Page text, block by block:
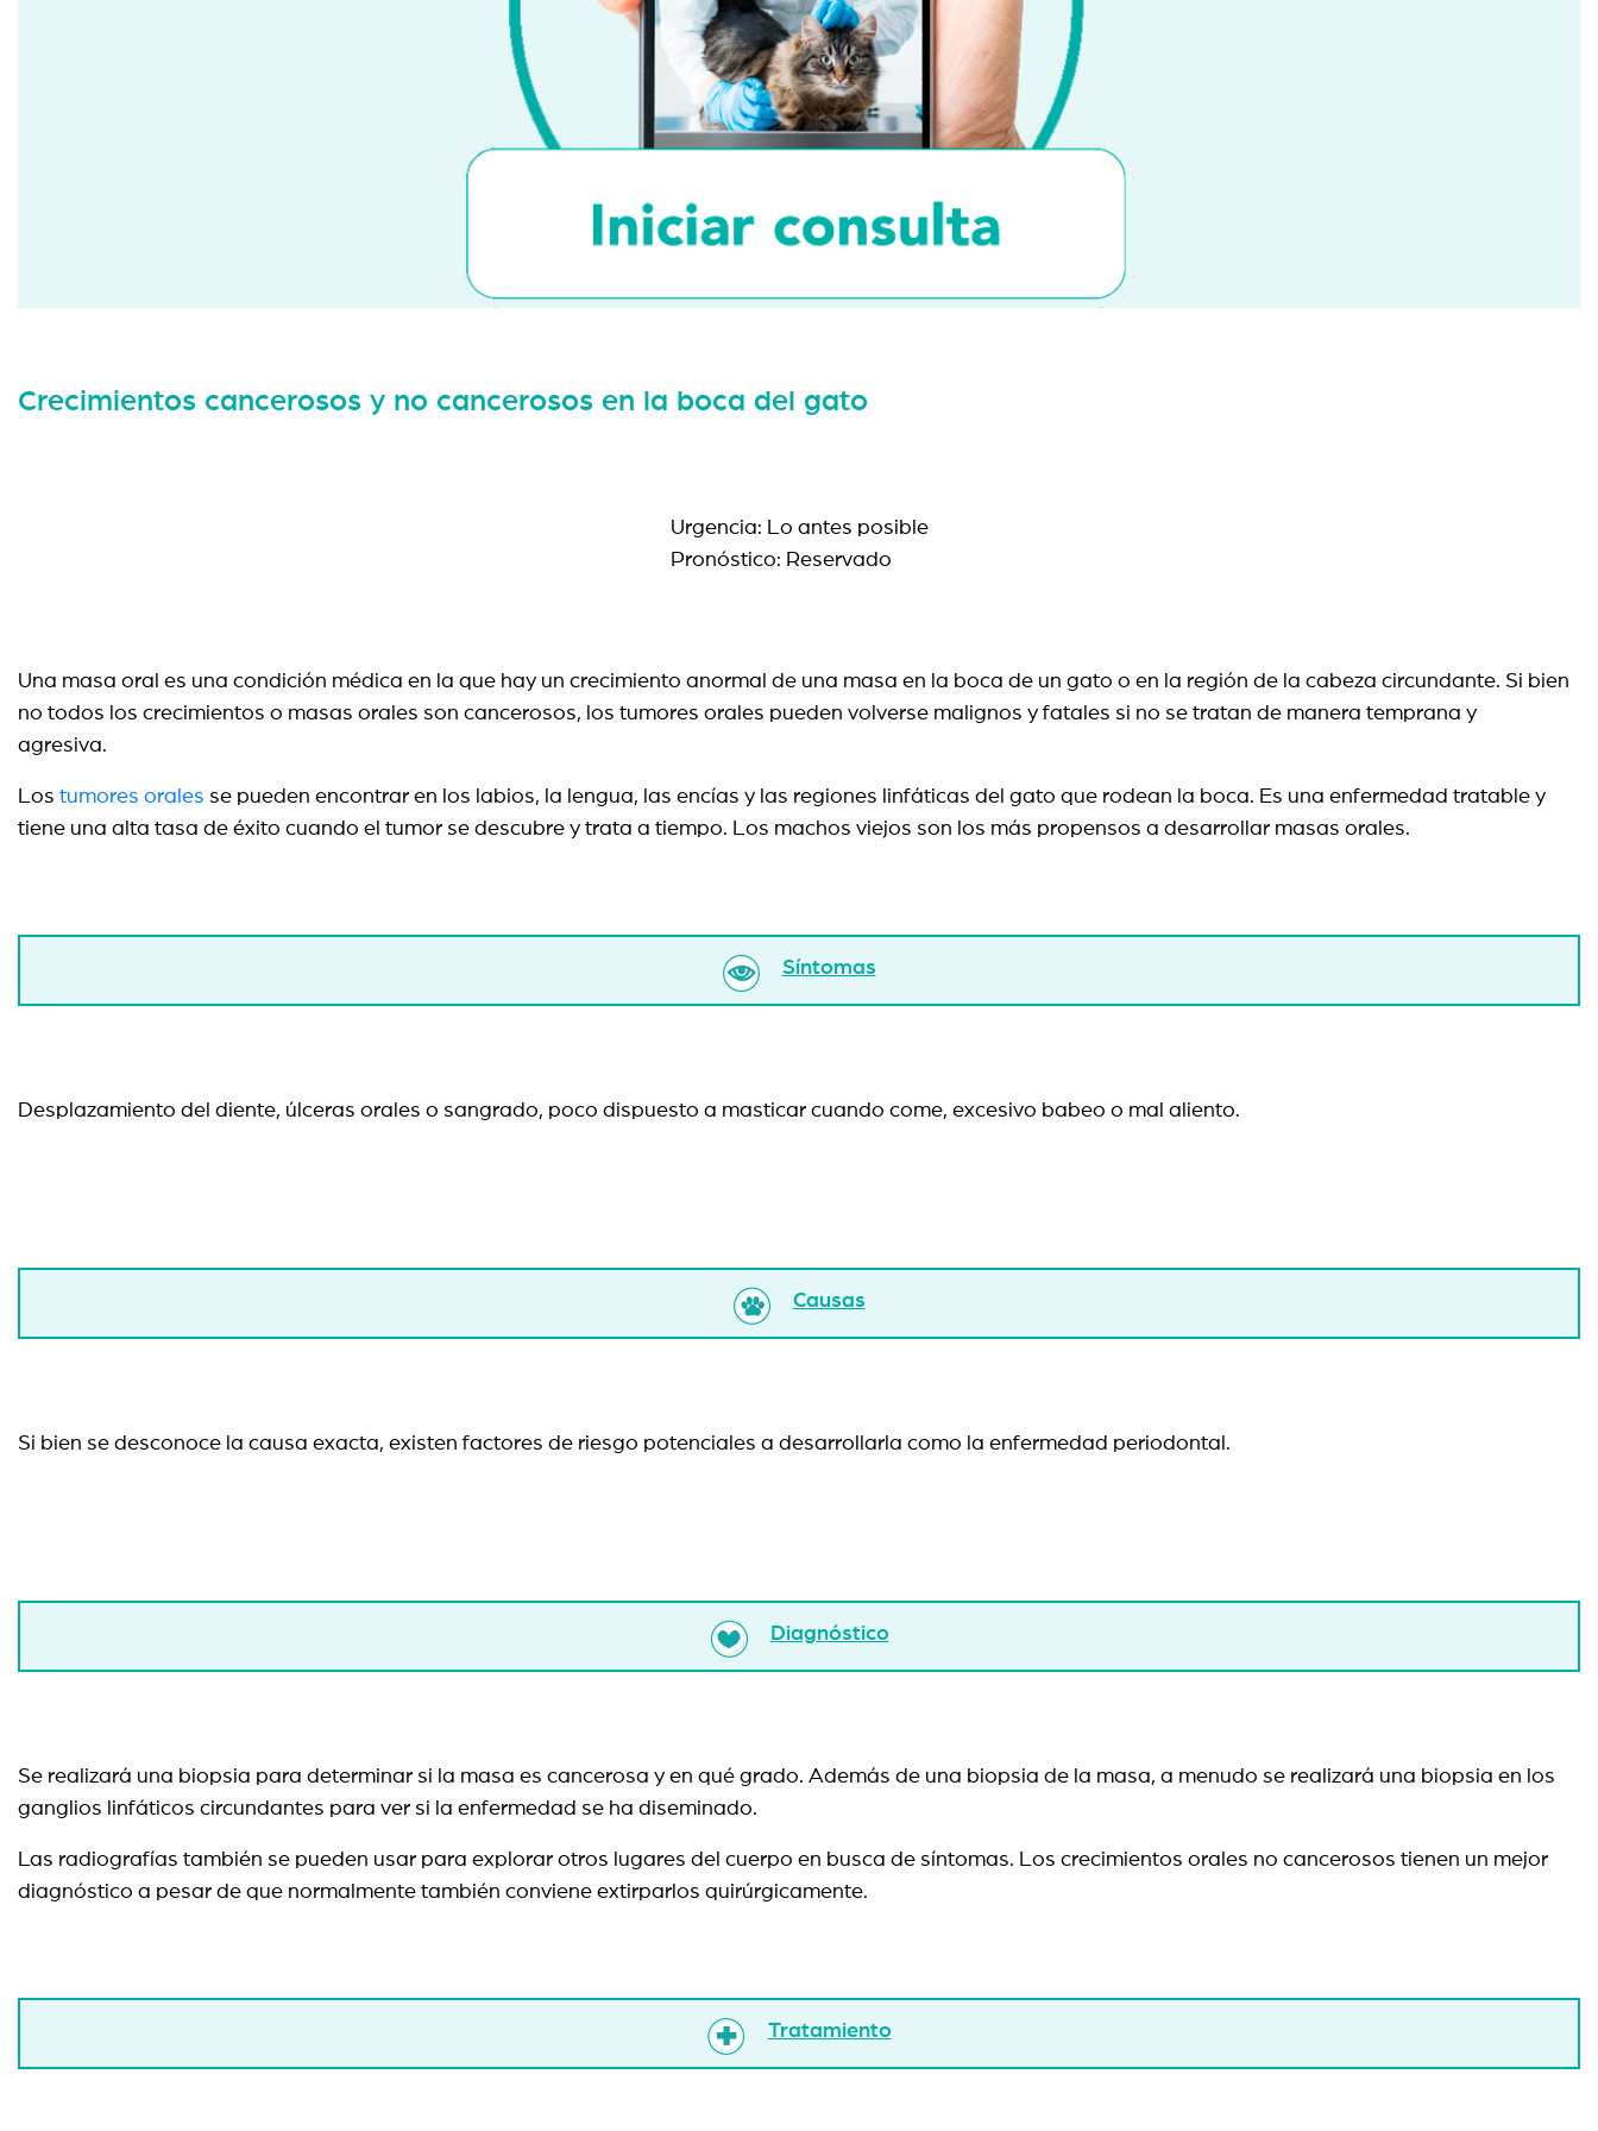
Crecimientos cancerosos y no cancerosos en la boca del gato
Urgencia: Lo antes posible
Pronóstico: Reservado
Una masa oral es una condición médica en la que hay un crecimiento anormal de una masa en la boca de un gato o en la región de la cabeza circundante. Si bien
no todos los crecimientos o masas orales son cancerosos, los tumores orales pueden volverse malignos y fatales si no se tratan de manera temprana y
agresiva.
Los tumores orales se pueden encontrar en los labios, la lengua, las encías y las regiones linfáticas del gato que rodean la boca. Es una enfermedad tratable y
tiene una alta tasa de éxito cuando el tumor se descubre y trata a tiempo. Los machos viejos son los más propensos a desarrollar masas orales.
Síntomas
Desplazamiento del diente, úlceras orales o sangrado, poco dispuesto a masticar cuando come, excesivo babeo o mal aliento.
Causas
Si bien se desconoce la causa exacta, existen factores de riesgo potenciales a desarrollarla como la enfermedad periodontal.
Diagnóstico
Se realizará una biopsia para determinar si la masa es cancerosa y en qué grado. Además de una biopsia de la masa, a menudo se realizará una biopsia en los
ganglios linfáticos circundantes para ver si la enfermedad se ha diseminado.
Las radiografías también se pueden usar para explorar otros lugares del cuerpo en busca de síntomas. Los crecimientos orales no cancerosos tienen un mejor
diagnóstico a pesar de que normalmente también conviene extirparlos quirúrgicamente.
Tratamiento